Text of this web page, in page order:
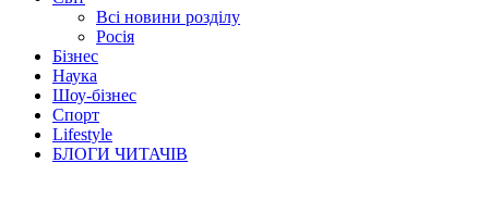
Всі новини розділу
Росія
Бізнес
Наука
Шоу-бізнес
Спорт
Lifestyle
БЛОГИ ЧИТАЧІВ